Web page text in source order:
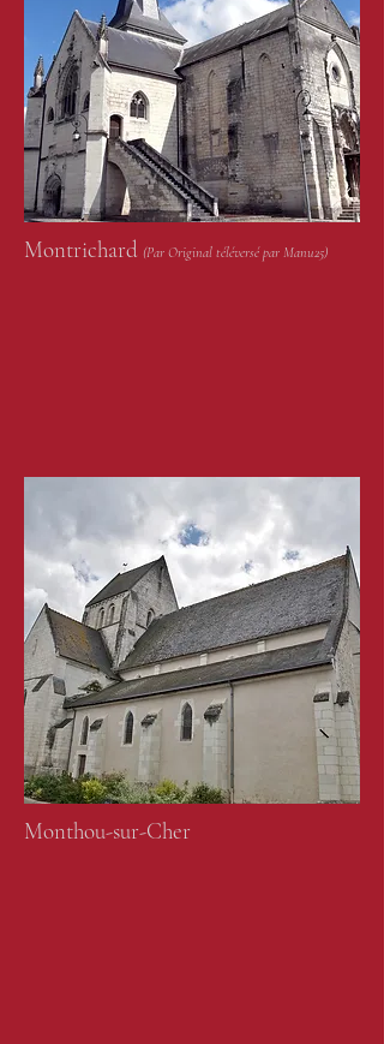
Montrichard (Par Original téléversé par Manu25)
Monthou-sur-Cher